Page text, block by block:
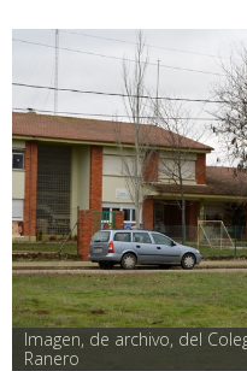
Imagen, de archivo, del
Ranero